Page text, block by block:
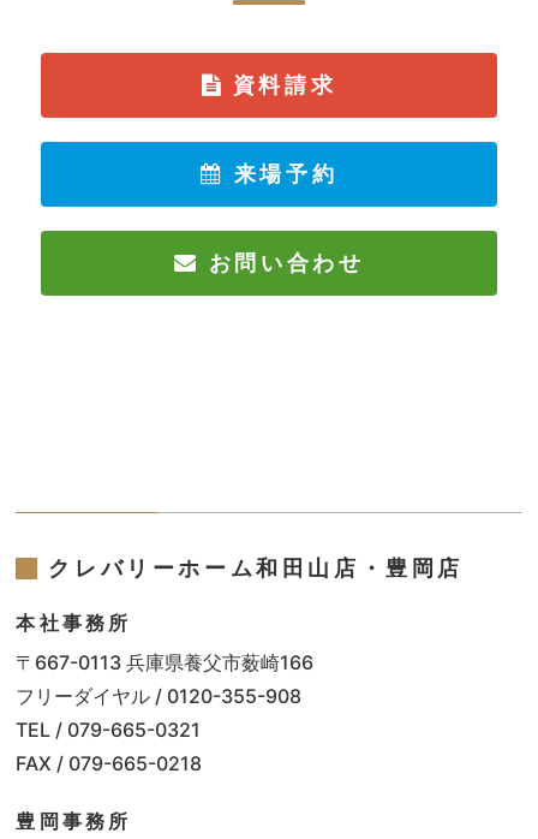
資料請求
来場予約
お問い合わせ
クレバリーホーム和田山店・豊岡店
本社事務所
〒667-0113 兵庫県養父市薮崎166
フリーダイヤル / 0120-355-908
TEL / 079-665-0321
FAX / 079-665-0218
豊岡事務所